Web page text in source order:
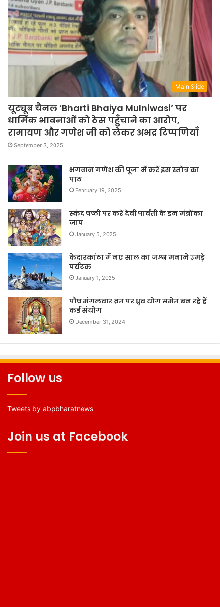
Main Slide
यूट्यूब चैनल ‘Bharti Bhaiya Mulniwasi’ पर
धार्मिक भावनाओं को ठेस पहुँचाने का आरोप,
रामायण और गणेश जी को लेकर अभद्र टिप्पणियाँ
September 3, 2025
भगवान गणेश की पूजा में करें इस स्तोत्र का
पाठ
February 19, 2025
स्कंद षष्ठी पर करें देवी पार्वती के इन मंत्रों का
जाप
January 5, 2025
केदारकांठा में नए साल का जश्न मनाने उमड़े
पर्यटक
January 1, 2025
पौष मंगलवार व्रत पर ध्रुव योग समेत बन रहे हैं
कई संयोग
December 31, 2024
Follow us
Tweets by abpbharatnews
Join us at Facebook